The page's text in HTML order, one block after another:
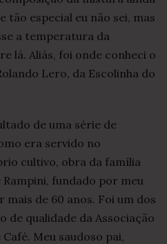
tão especial eu não sei, mas
a temperatura da
lá. Aliás, foi onde conheci o
Lero, da Escolinha do
de uma série de
era servido no
cultivo, obra da família
Rampini, fundado por meu
mais de 60 anos. Foi um dos
de qualidade da Associação
Meu saudoso pai,